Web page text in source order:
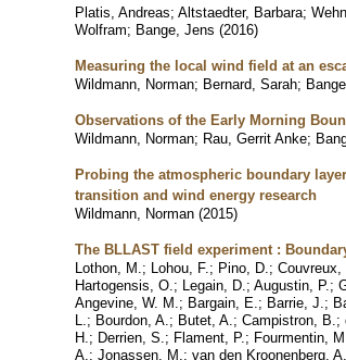
Platis, Andreas; Altstaedter, Barbara;
Wolfram; Bange, Jens (2016)
Measuring the local wind field at an
Wildmann, Norman; Bernard, Sarah;
Observations of the Early Morning
Wildmann, Norman; Rau, Gerrit Anke;
Probing the atmospheric boundary
transition and wind energy research
Wildmann, Norman (2015)
The BLLAST field experiment :
Lothon, M. ; Lohou, F. ; Pino, D. ; Couvreux,
Hartogensis, O. ; Legain, D. ; Augustin, P. ;
Angevine, W. M. ; Bargain, E. ; Barrie, J. ;
L. ; Bourdon, A. ; Butet, A. ; Campistron, B. ;
H. ; Derrien, S. ; Flament, P. ; Fourmentin, M.
A. ; Jonassen, M. ; van den Kroonenberg, A.